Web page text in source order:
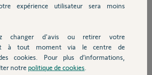
pro
peut se faire que si vous avez du matériel Somfy
compatibles.
expérience utilisateur sera moins
changer d'avis ou retirer votre
à tout moment via le centre de
cookies. Pour plus d’informations,
notre politique de cookies